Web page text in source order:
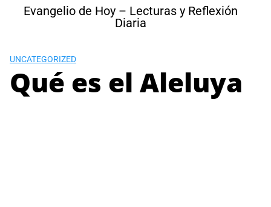
Evangelio de Hoy – Lecturas y Reflexión
Diaria
UNCATEGORIZED
Qué es el Aleluya